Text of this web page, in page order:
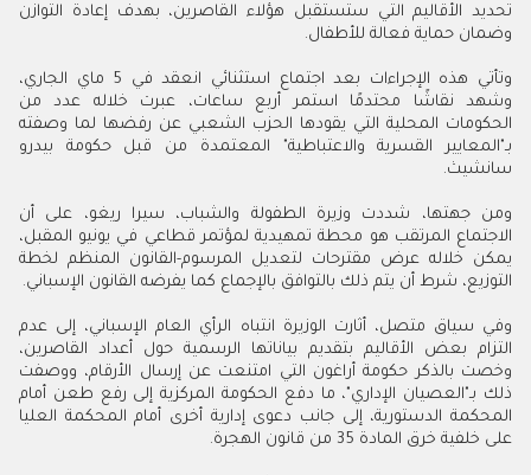
تحديد الأقاليم التي ستستقبل هؤلاء القاصرين، بهدف إعادة التوازن
وضمان حماية فعالة للأطفال.
وتأتي هذه الإجراءات بعد اجتماع استثنائي انعقد في 5 ماي الجاري،
وشهد نقاشًا محتدمًا استمر أربع ساعات، عبرت خلاله عدد من
الحكومات المحلية التي يقودها الحزب الشعبي عن رفضها لما وصفته
بـ"المعايير القسرية والاعتباطية" المعتمدة من قبل حكومة بيدرو
سانشيث.
ومن جهتها، شددت وزيرة الطفولة والشباب، سيرا ريغو، على أن
الاجتماع المرتقب هو محطة تمهيدية لمؤتمر قطاعي في يونيو المقبل،
يمكن خلاله عرض مقترحات لتعديل المرسوم-القانون المنظم لخطة
التوزيع، شرط أن يتم ذلك بالتوافق بالإجماع كما يفرضه القانون الإسباني.
وفي سياق متصل، أثارت الوزيرة انتباه الرأي العام الإسباني، إلى عدم
التزام بعض الأقاليم بتقديم بياناتها الرسمية حول أعداد القاصرين،
وخصت بالذكر حكومة أراغون التي امتنعت عن إرسال الأرقام، ووصفت
ذلك بـ"العصيان الإداري"، ما دفع الحكومة المركزية إلى رفع طعن أمام
المحكمة الدستورية، إلى جانب دعوى إدارية أخرى أمام المحكمة العليا
على خلفية خرق المادة 35 من قانون الهجرة
.